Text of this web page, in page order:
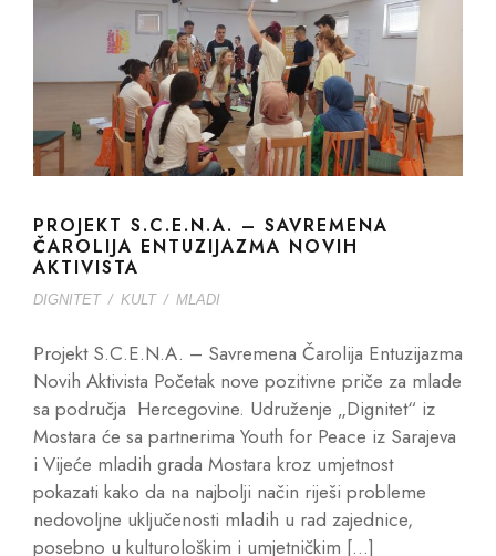
PROJEKT S.C.E.N.A. – SAVREMENA
ČAROLIJA ENTUZIJAZMA NOVIH
AKTIVISTA
DIGNITET / KULT / MLADI
Projekt S.C.E.N.A. – Savremena Čarolija Entuzijazma
Novih Aktivista Početak nove pozitivne priče za mlade
sa područja Hercegovine. Udruženje „Dignitet“ iz
Mostara će sa partnerima Youth for Peace iz Sarajeva
i Vijeće mladih grada Mostara kroz umjetnost
pokazati kako da na najbolji način riješi probleme
nedovoljne uključenosti mladih u rad zajednice,
posebno u kulturološkim i umjetničkim […]